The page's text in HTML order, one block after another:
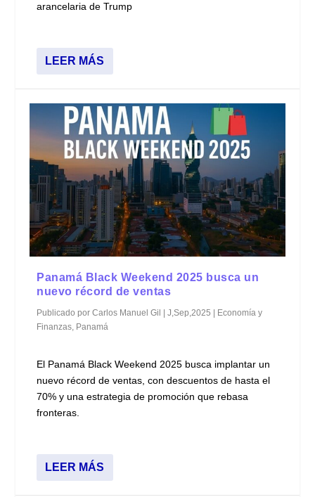
arancelaria de Trump
LEER MÁS
Panamá Black Weekend 2025 busca un
nuevo récord de ventas
Publicado porCarlos Manuel Gil |J,Sep,2025
Economía y
Finanzas, Panamá
El Panamá Black Weekend 2025 busca implantar un
nuevo récord de ventas, con descuentos de hasta el
70% y una estrategia de promoción que rebasa
fronteras.
LEER MÁS